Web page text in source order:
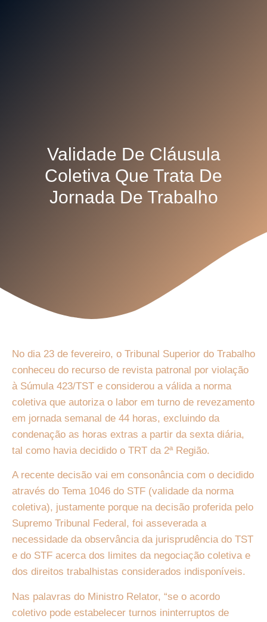
Validade De Cláusula
Coletiva Que Trata De
Jornada De Trabalho
No dia 23 de fevereiro, o Tribunal Superior do Trabalho
conheceu do recurso de revista patronal por violação
à Súmula 423/TST e considerou a válida a norma
coletiva que autoriza o labor em turno de revezamento
em jornada semanal de 44 horas, excluindo da
condenação as horas extras a partir da sexta diária,
tal como havia decidido o TRT da 2ª Região.
A recente decisão vai em consonância com o decidido
através do Tema 1046 do STF (validade da norma
coletiva), justamente porque na decisão proferida pelo
Supremo Tribunal Federal, foi asseverada a
necessidade da observância da jurisprudência do TST
e do STF acerca dos limites da negociação coletiva e
dos direitos trabalhistas considerados indisponíveis.
Nas palavras do Ministro Relator, “se o acordo
coletivo pode estabelecer turnos ininterruptos de